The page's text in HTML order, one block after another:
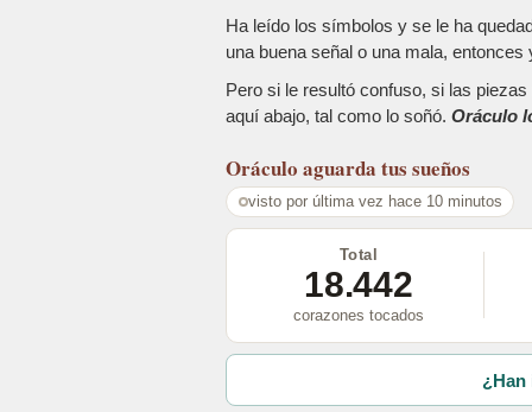
Ha leído los símbolos y se le ha
una buena señal o una mala,
Pero si le resultó confuso, si las
aquí abajo, tal como lo soñó. Oráculo
Oráculo aguarda tus sueños
visto por última vez hace 10 minutos
Total
18.442
corazones tocados